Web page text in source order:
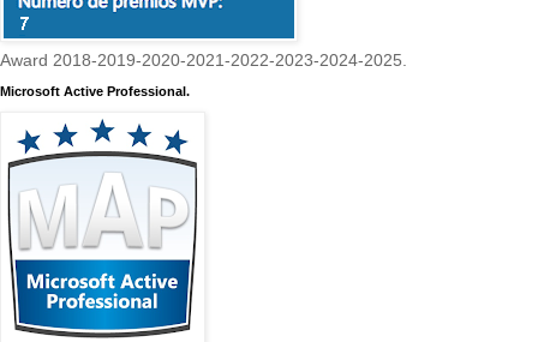
Award 2018-2019-2020-2021-2022-2023-2024-2025.
Microsoft Active Professional.